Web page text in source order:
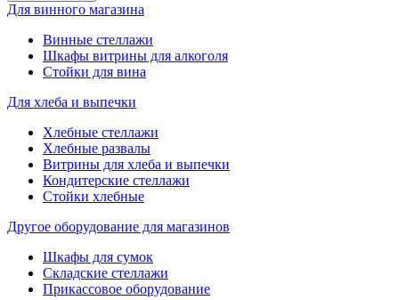
Для винного магазина
Винные стеллажи
Шкафы витрины для алкоголя
Стойки для вина
Для хлеба и выпечки
Хлебные стеллажи
Хлебные развалы
Витрины для хлеба и выпечки
Кондитерские стеллажи
Стойки хлебные
Другое оборудование для магазинов
Шкафы для сумок
Складские стеллажи
Прикассовое оборудование